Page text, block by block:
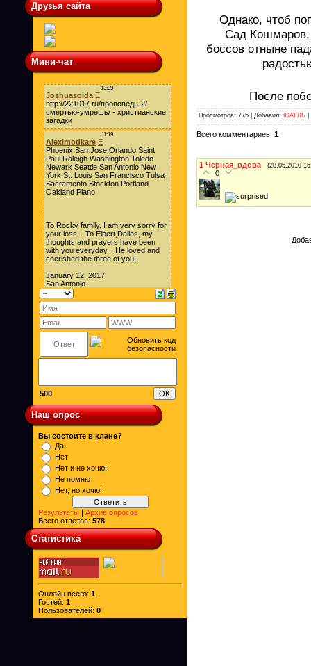
Друзья сайта
Мини-чат
500
Наш опрос
Вы состоите в клане?
Да
Нет
Нет и не хочю!
Не помню
Нет, но хочю!
Результаты | Архив опросов
Всего ответов: 578
Статистика
Онлайн всего: 1
Гостей: 1
Пользователей: 0
Однако, чтоб
Сад Кошмаров,
боссов отныне
После
Просмотров: 775 | Добавил: ЮАТЛЬ
Всего комментариев: 1
1 Черная_вдова (28.05.2010
0